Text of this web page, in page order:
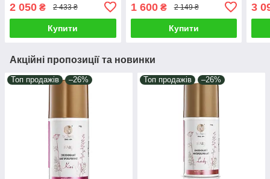
2 050 ₴ 2 433 ₴
Купити
1 600₴ 2 149 ₴
Купити
3
Акційні пропозиції та новинки
Топ продажів –26% Топ продажів –26%